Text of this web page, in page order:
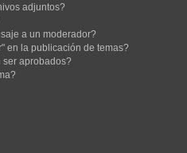
adjuntos?
a un moderador?
en la publicación de temas?
ser aprobados?